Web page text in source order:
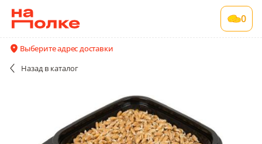
0
Выберите адрес доставки
Назад в каталог
Проростки пшеницы ЛЕТО 150 гр., лоток
1 шт в упаковке
Все поставщики и цены